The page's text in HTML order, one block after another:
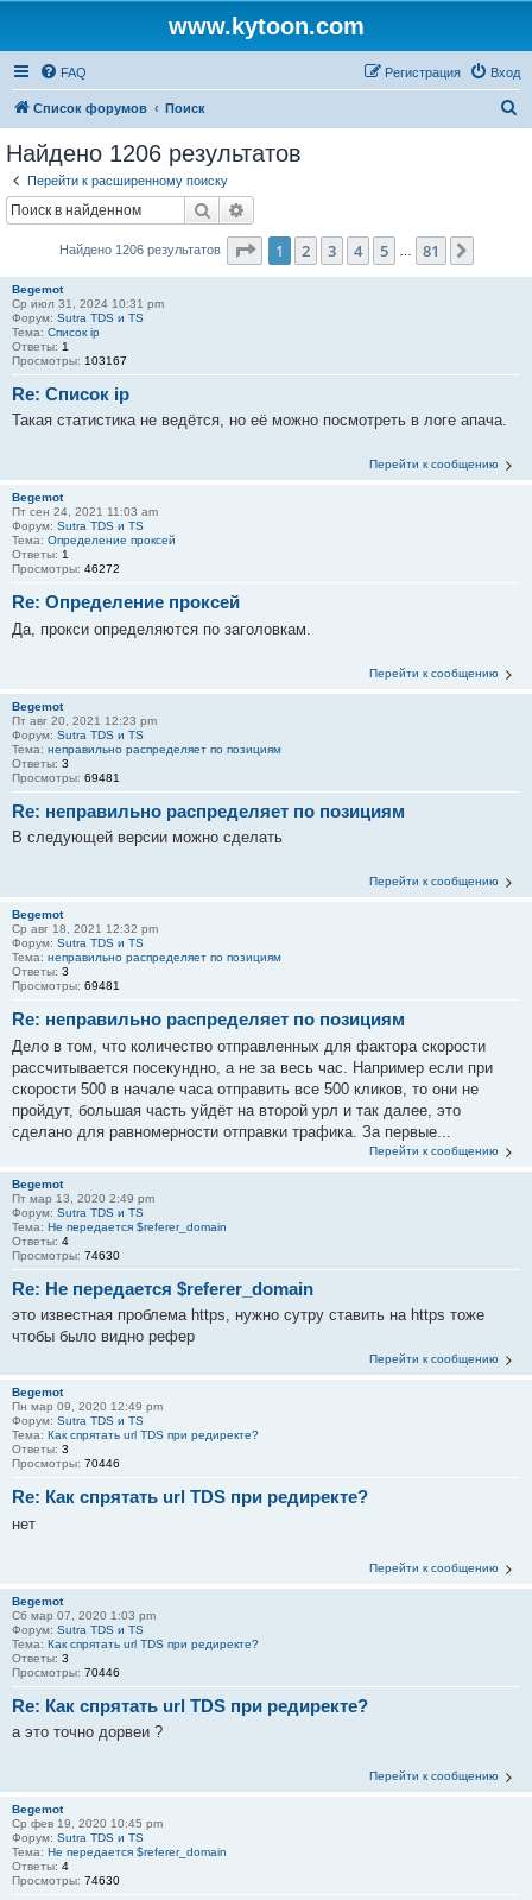
www.kytoon.com
FAQ Вход
Регистрация
Список форумов Поиск
Найдено 1206 результатов
Перейти к расширенному поиску
Поиск
Найдено 1206 результатов Страница из 81
1 2 3 4 5 81
Begemot
Ср июл 31, 2024 10:31 pm
Форум: Sutra TDS и TS
Тема: Список ip
Ответы: 1
Просмотры: 103167
Re: Список ip
Такая статистика не ведётся, но её можно посмотреть в логе апача.
Перейти к сообщению
Begemot
Пт сен 24, 2021 11:03 am
Форум: Sutra TDS и TS
Тема: Определение проксей
Ответы: 1
Просмотры: 46272
Re: Определение проксей
Да, прокси определяются по заголовкам.
Перейти к сообщению
Begemot
Пт авг 20, 2021 12:23 pm
Форум: Sutra TDS и TS
Тема: неправильно распределяет по позициям
Ответы: 3
Просмотры: 69481
Re: неправильно распределяет по позициям
В следующей версии можно сделать
Перейти к сообщению
Begemot
Ср авг 18, 2021 12:32 pm
Форум: Sutra TDS и TS
Тема: неправильно распределяет по позициям
Ответы: 3
Просмотры: 69481
Re: неправильно распределяет по позициям
Дело в том, что количество отправленных для фактора скорости
рассчитывается посекундно, а не за весь час. Например если при
скорости 500 в начале часа отправить все 500 кликов, то они не
пройдут, большая часть уйдёт на второй урл и так далее, это
сделано для равномерности отправки трафика. За первые...
Перейти к сообщению
Begemot
Пт мар 13, 2020 2:49 pm
Форум: Sutra TDS и TS
Тема: Не передается $referer_domain
Ответы: 4
Просмотры: 74630
Re: Не передается $referer_domain
это известная проблема https, нужно сутру ставить на https тоже
чтобы было видно рефер
Перейти к сообщению
Begemot
Пн мар 09, 2020 12:49 pm
Форум: Sutra TDS и TS
Тема: Как спрятать url TDS при редиректе?
Ответы: 3
Просмотры: 70446
Re: Как спрятать url TDS при редиректе?
нет
Перейти к сообщению
Begemot
Сб мар 07, 2020 1:03 pm
Форум: Sutra TDS и TS
Тема: Как спрятать url TDS при редиректе?
Ответы: 3
Просмотры: 70446
Re: Как спрятать url TDS при редиректе?
а это точно дорвеи ?
Перейти к сообщению
Begemot
Ср фев 19, 2020 10:45 pm
Форум: Sutra TDS и TS
Тема: Не передается $referer_domain
Ответы: 4
Просмотры: 74630